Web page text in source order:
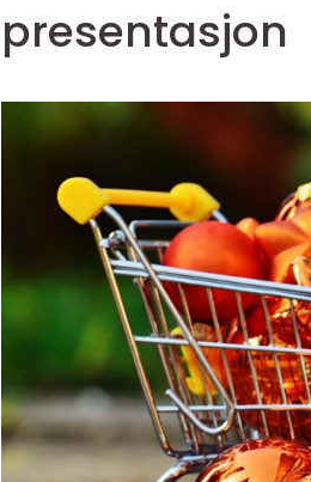
presentasjon